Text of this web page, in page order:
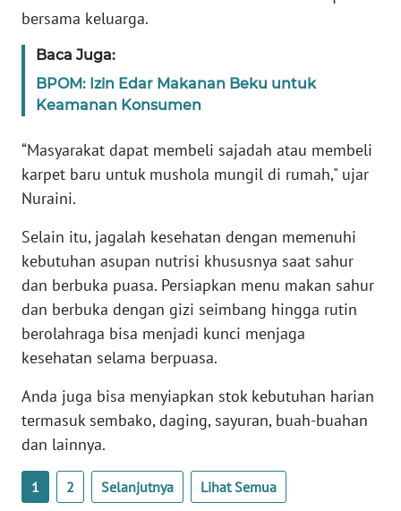
bersama keluarga.
Baca Juga:
BPOM: Izin Edar Makanan Beku untuk
Keamanan Konsumen
“Masyarakat dapat membeli sajadah atau membeli
karpet baru untuk mushola mungil di rumah," ujar
Nuraini.
Selain itu, jagalah kesehatan dengan memenuhi
kebutuhan asupan nutrisi khususnya saat sahur
dan berbuka puasa. Persiapkan menu makan sahur
dan berbuka dengan gizi seimbang hingga rutin
berolahraga bisa menjadi kunci menjaga
kesehatan selama berpuasa.
Anda juga bisa menyiapkan stok kebutuhan harian
termasuk sembako, daging, sayuran, buah-buahan
dan lainnya.
1 2 Selanjutnya Lihat Semua
SULTENG
WN
WN
BABEL
WN
SUMBAR
WN
SUMSEL
WN
BENGKULU
LAMPUNG
WN